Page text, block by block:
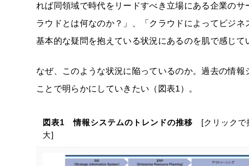
れば同領域で時代をリードすべき立場にある企業の
ラウドとは何なのか？」、「クラウドによってビジ
基本的な疑問を抱えている状況にあるのを肌で感じて
なぜ、このような状況に陥っているのか。過去の情
ことで明らかにしていきたい（図表1）。
図表1 情報システムのトレンドの推移 [クリックで
大]